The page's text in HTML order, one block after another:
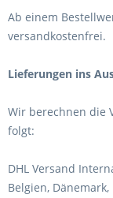
Ab einem
versandkostenfrei.
Lieferungen ins
Wir berechnen die
folgt:
DHL Versand
Belgien,